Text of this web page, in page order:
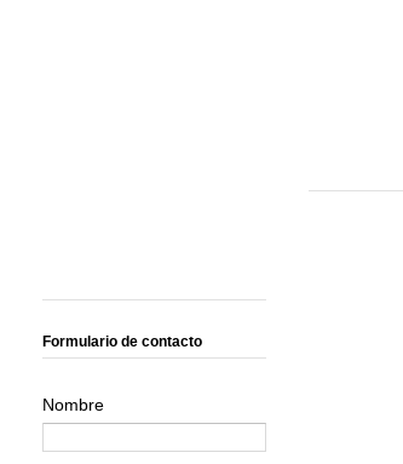
Formulario de contacto
Nombre